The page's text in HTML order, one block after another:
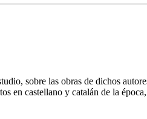
sobre las obras de dichos
en castellano y catalán de la